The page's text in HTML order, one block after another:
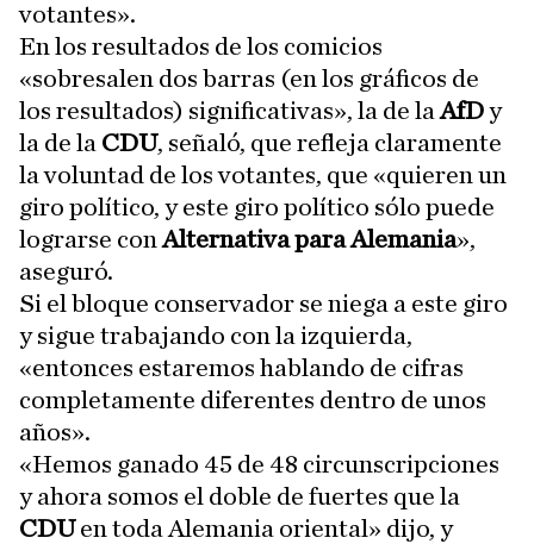
votantes».
En los resultados de los comicios
«sobresalen dos barras (en los gráficos de
los resultados) significativas», la de laAfDy
la de la CDU, señaló, que refleja claramente
la voluntad de los votantes, que «quieren un
giro político, y este giro político sólo puede
lograrse conAlternativa para Alemania»,
aseguró.
Si el bloque conservador se niega a este giro
y sigue trabajando con la izquierda,
«entonces estaremos hablando de cifras
completamente diferentes dentro de unos
años».
«Hemos ganado 45 de 48 circunscripciones
y ahora somos el doble de fuertes que la
CDUen toda Alemania oriental» dijo, y